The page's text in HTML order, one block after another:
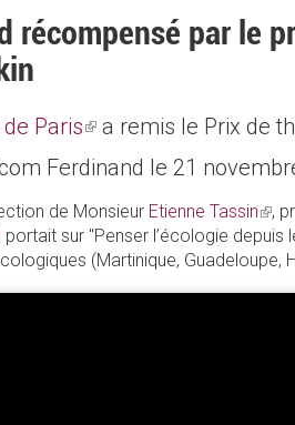
récompensé par le
Paris(link
is
external)
a remis le Prix de
Ferdinand le 21
de Monsieur Etienne Tassin(link
is
,
portait sur "Penser l’écologie
(Martinique, Guadeloupe,